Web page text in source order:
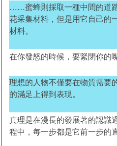
……蜜蜂則採取一種中間的道
花采集材料，但是用它自己的
材料。
在你發怒的時候，要緊閉你的
理想的人物不僅要在物質需要
的滿足上得到表現。
真理是在漫長的發展著的認識
程中，每一步都是它前一步的